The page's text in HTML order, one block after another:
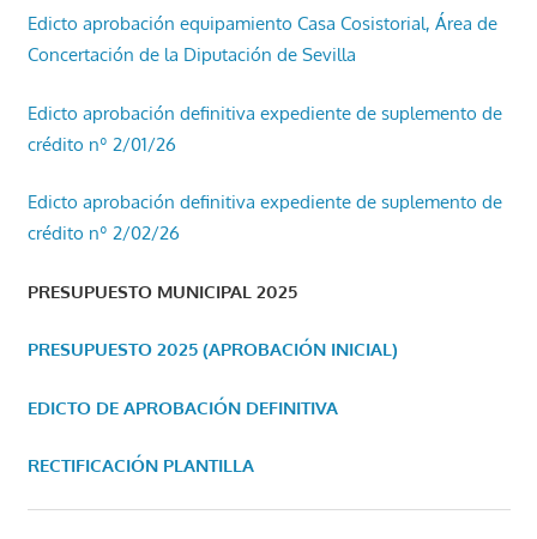
Edicto aprobación equipamiento Casa Cosistorial, Área de
Concertación de la Diputación de Sevilla
Edicto aprobación definitiva expediente de suplemento de
crédito nº 2/01/26
Edicto aprobación definitiva expediente de suplemento de
crédito nº 2/02/26
PRESUPUESTO MUNICIPAL 2025
PRESUPUESTO 2025 (APROBACIÓN INICIAL)
EDICTO DE APROBACIÓN DEFINITIVA
RECTIFICACIÓN PLANTILLA